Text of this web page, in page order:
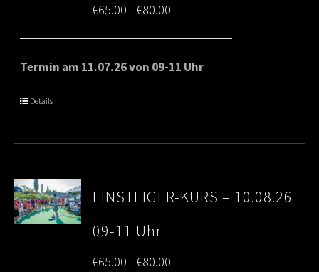
€65.00–€80.00
range:
€65.00
Termin am 11.07.26 von 09-11 Uhr
Details
EINSTEIGER-KURS – 10.08.26
09-11 Uhr
€65.00–€80.00